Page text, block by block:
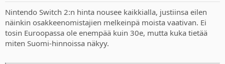
Nintendo Switch 2:n hinta nousee kaikkialla, justiinsa eilen
näinkin osakkeenomistajien melkeinpä moista vaativan. Ei
tosin Euroopassa ole enempää kuin 30e, mutta kuka tietää
miten Suomi-hinnoissa näkyy.